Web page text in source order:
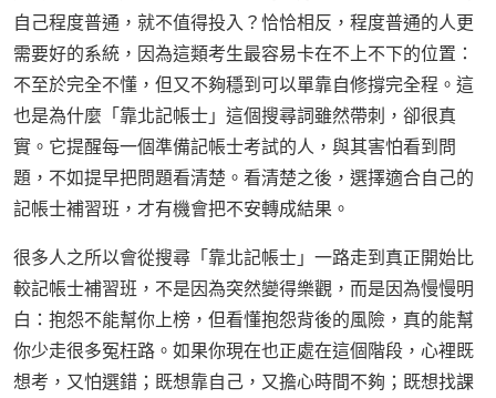
自己程度普通，就不值得投入？恰恰相反，程度普通的人更
需要好的系統，因為這類考生最容易卡在不上不下的位置：
不至於完全不懂，但又不夠穩到可以單靠自修撐完全程。這
也是為什麼「靠北記帳士」這個搜尋詞雖然帶刺，卻很真
實。它提醒每一個準備記帳士考試的人，與其害怕看到問
題，不如提早把問題看清楚。看清楚之後，選擇適合自己的
記帳士補習班，才有機會把不安轉成結果。
很多人之所以會從搜尋「靠北記帳士」一路走到真正開始比
較記帳士補習班，不是因為突然變得樂觀，而是因為慢慢明
白：抱怨不能幫你上榜，但看懂抱怨背後的風險，真的能幫
你少走很多冤枉路。如果你現在也正處在這個階段，心裡既
想考，又怕選錯；既想靠自己，又擔心時間不夠；既想找課